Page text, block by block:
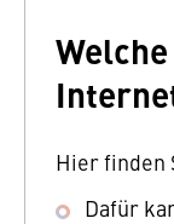
Hier finden
Dafür